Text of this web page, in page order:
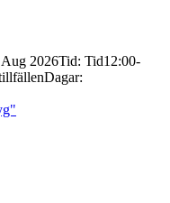
Aug 2026Tid: Tid12:00-
Dagar: